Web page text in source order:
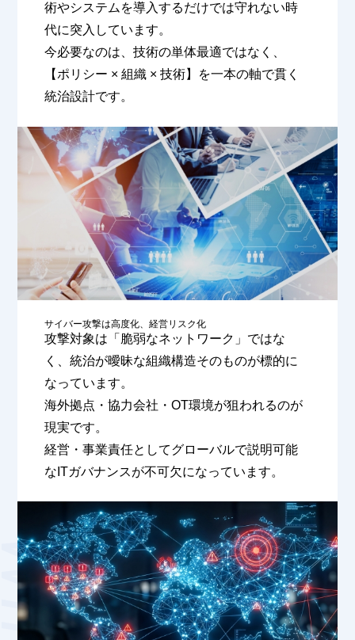
術やシステムを導入するだけでは守れない時
代に突入しています。
今必要なのは、技術の単体最適ではなく、
【ポリシー × 組織 × 技術】を一本の軸で貫く
統治設計です。
サイバー攻撃は⾼度化、経営リスク化
攻撃対象は「脆弱なネットワーク」ではな
く、統治が曖昧な組織構造そのものが標的に
なっています。
海外拠点・協力会社・OT環境が狙われるのが
現実です。
経営・事業責任としてグローバルで説明可能
なITガバナンスが不可欠になっています。